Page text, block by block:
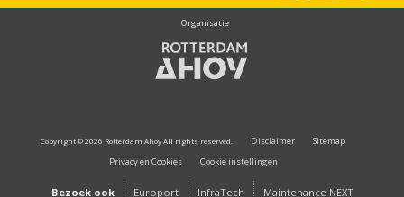
Organisatie
Copyright © 2026 Rotterdam Ahoy All rights reserved. Disclaimer
Sitemap
Privacy en Cookies
Cookie instellingen
Bezoek ook Europort InfraTech Maintenance NEXT